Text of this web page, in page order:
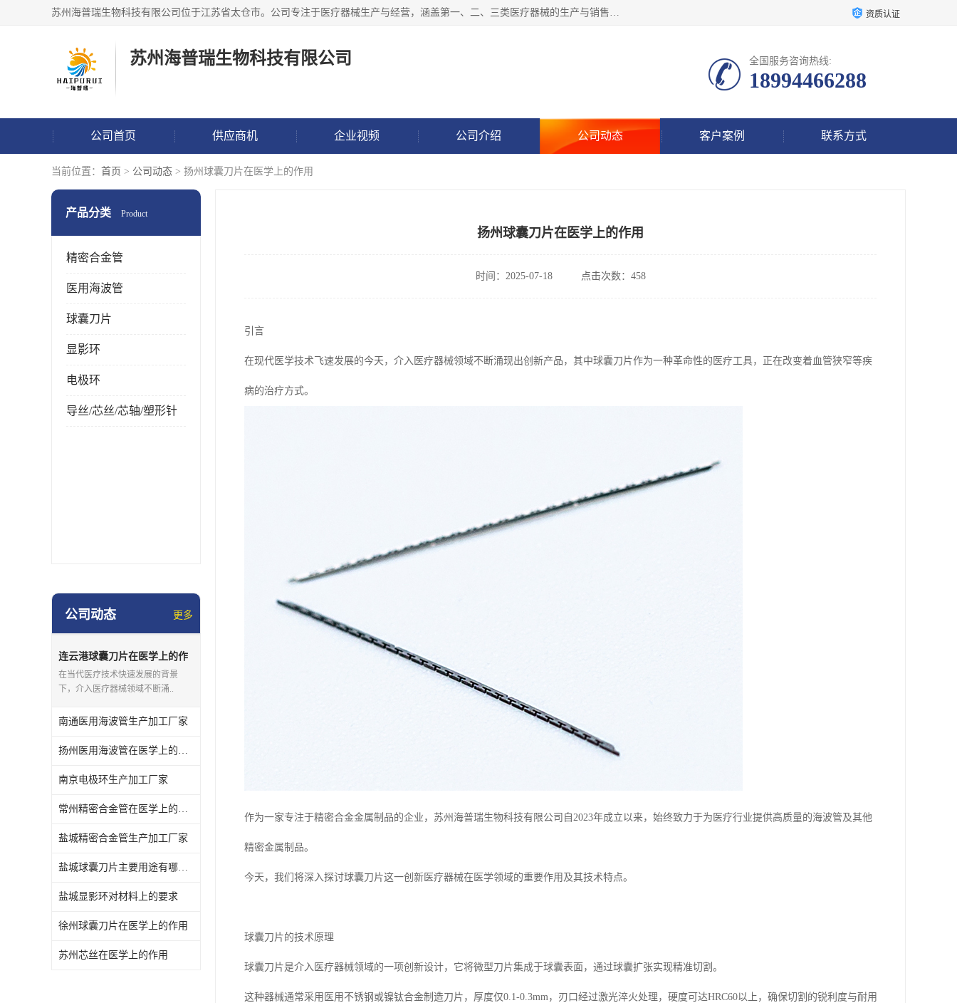
苏州海普瑞生物科技有限公司位于江苏省太仓市。公司专注于医疗器械生产与经营，涵盖第一、二、三类医疗器械的生产与销售服务。此外，海普瑞还致力于生物化工产品技术研发、技术服务、技术转让及推广，并涉足新材料研发、电子元器件制造与销售、金属材料加工等领域。公司以技术创新为核心，致力于为客户提供高质量的产品和服务，业务范围广泛，涵盖医疗器械、化工产品、金属制品及电子设备等多个领域，积极推动行业技术进步与发展。 资质认证
苏州海普瑞生物科技有限公司 全国服务咨询热线:
18994466288
公司首页 供应商机 企业视频 公司介绍 公司动态 客户案例 联系方式
当前位置： 首页 > 公司动态 > 扬州球囊刀片在医学上的作用
产品分类 Product
精密合金管
医用海波管
球囊刀片
显影环
电极环
导丝/芯丝/芯轴/塑形针
公司动态 更多
连云港球囊刀片在医学上的作
用
在当代医疗技术快速发展的背景
下，介入医疗器械领域不断涌..
南通医用海波管生产加工厂家
扬州医用海波管在医学上的作用
南京电极环生产加工厂家
常州精密合金管在医学上的作用
盐城精密合金管生产加工厂家
盐城球囊刀片主要用途有哪些？
盐城显影环对材料上的要求
徐州球囊刀片在医学上的作用
苏州芯丝在医学上的作用
扬州球囊刀片在医学上的作用
时间：2025-07-18 点击次数：458
引言
在现代医学技术飞速发展的今天，介入医疗器械领域不断涌现出创新产品，其中球囊刀片作为一种革命性的医疗工具，正在改变着血管狭窄等疾
病的治疗方式。
作为一家专注于精密合金金属制品的企业，苏州海普瑞生物科技有限公司自2023年成立以来，始终致力于为医疗行业提供高质量的海波管及其他
精密金属制品。
今天，我们将深入探讨球囊刀片这一创新医疗器械在医学领域的重要作用及其技术特点。
球囊刀片的技术原理
球囊刀片是介入医疗器械领域的一项创新设计，它将微型刀片集成于球囊表面，通过球囊扩张实现精准切割。
这种器械通常采用医用不锈钢或镍钛合金制造刀片，厚度仅0.1-0.3mm，刃口经过激光淬火处理，硬度可达HRC60以上，确保切割的锐利度与耐用